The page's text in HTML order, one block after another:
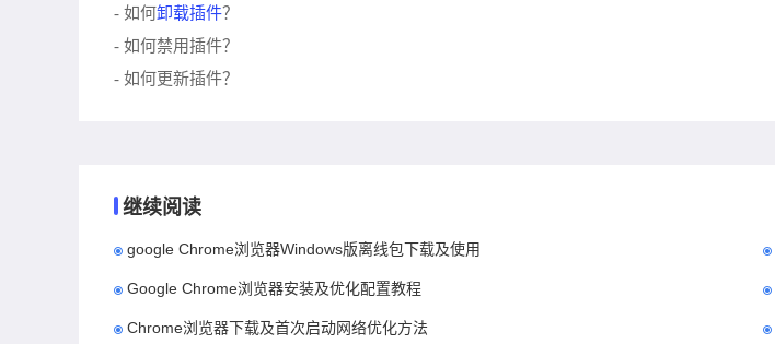
- 如何卸载插件？
- 如何禁用插件？
- 如何更新插件？
继续阅读
google Chrome浏览器Windows版离线包下载及使用
Google Chrome浏览器安装及优化配置教程
Chrome浏览器下载及首次启动网络优化方法